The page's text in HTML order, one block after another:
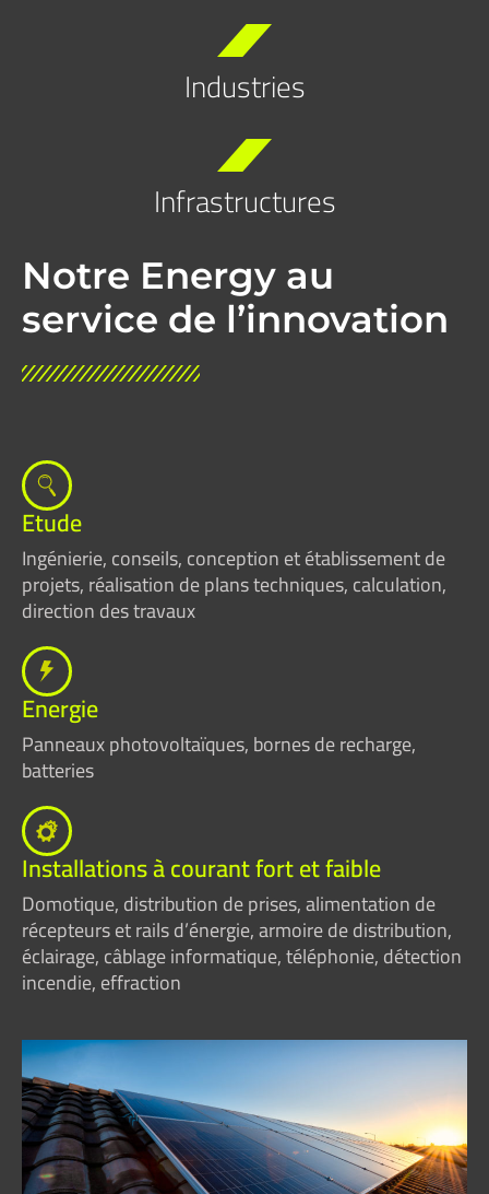
Industries
Infrastructures
Notre Energy au
service de l’innovation
Etude
Ingénierie, conseils, conception et établissement de
projets, réalisation de plans techniques, calculation,
direction des travaux
Energie
Panneaux photovoltaïques, bornes de recharge,
batteries
Installations à courant fort et faible
Domotique, distribution de prises, alimentation de
récepteurs et rails d’énergie, armoire de distribution,
éclairage, câblage informatique, téléphonie, détection
incendie, effraction